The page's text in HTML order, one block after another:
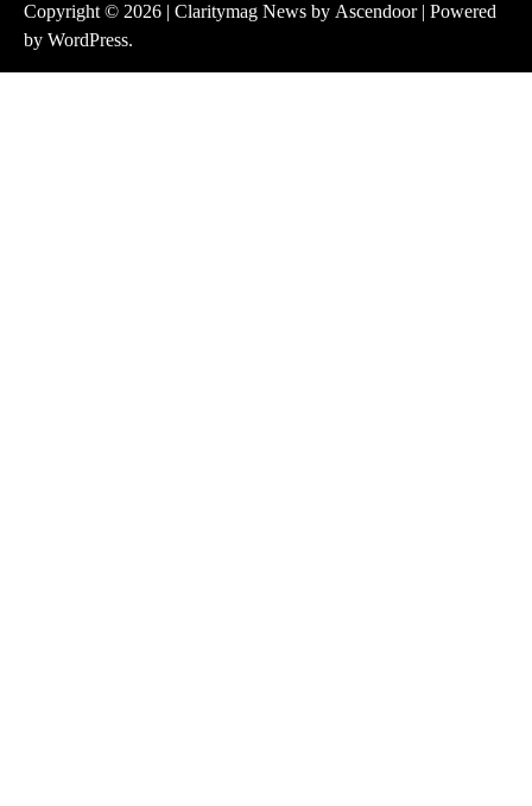
Copyright © 2026 | Claritymag News by Ascendoor| Powered
by WordPress.